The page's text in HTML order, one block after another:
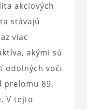
akciových
stávajú
viac
akými sú
odolných voči
prelomu 89.
V tejto